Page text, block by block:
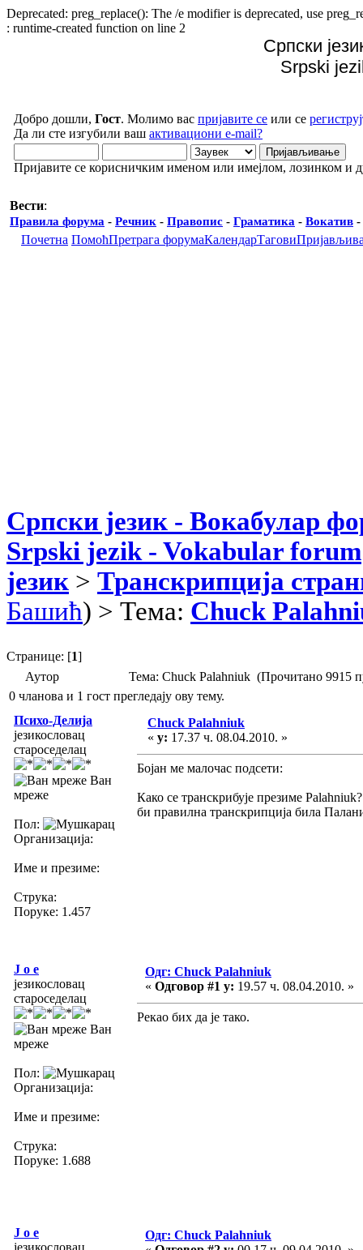
Deprecated: preg_replace(): The /e modifier is deprecated, use
: runtime-created function on line 2
Српски
Srpski
Добро дошли, Гост. Молимо вас пријавите се или се
Да ли сте изгубили ваш активациони e-mail?
Пријавите се корисничким именом или имејлом, лозинком и
Вести:
Правила форума - Речник - Правопис - Граматика - Вокатив -
Почетна ПомоћПретрага форумаКалендарТагови
Српски језик - Вокабулар
Srpski jezik - Vokabular forum
језик > Транскрипција
Башић) > Тема: Chuck
Странице: [1]
Аутор
Тема: Chuck Palahniuk (Прочитано 9915
0 чланова и 1 гост прегледају ову тему.
Психо-Делија
језикословац
староседелац
Ван
мреже
Пол:
Организација:
Име и презиме:
Струка:
Поруке: 1.457
Chuck Palahniuk
« у: 17.37 ч. 08.04.2010. »
Бојан ме малочас подсети:
Како се транскрибује презиме
би правилна транскрипција била
J o e
језикословац
староседелац
Ван
мреже
Пол:
Организација:
Име и презиме:
Струка:
Поруке: 1.688
Одг: Chuck Palahniuk
« Одговор #1 у: 19.57 ч. 08.04.2010. »
Рекао бих да је тако.
J o e
језикословац
Одг: Chuck Palahniuk